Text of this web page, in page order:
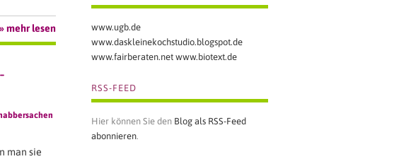
» mehr lesen
man sie
www.ugb.de
www.daskleinekochstudio.blogspot.de
www.fairberaten.net www.biotext.de
RSS-FEED
Hier können Sie den Blog als RSS-Feed
abonnieren.